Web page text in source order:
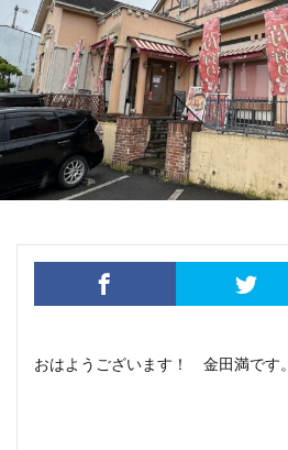
おはようございます！ 金田満です。